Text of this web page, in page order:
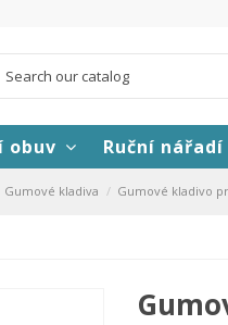
obuv Ruční nářadí
Gumové kladiva Gumové kladivo